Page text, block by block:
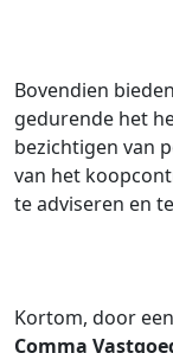
Bovendien
gedurende het
bezichtigen van
van het
te adviseren en
Kortom, door
Comma